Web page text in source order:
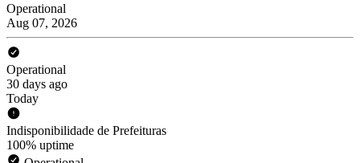
Operational
Aug 07, 2026
Operational
30 days ago
Today
Indisponibilidade de Prefeituras
100% uptime